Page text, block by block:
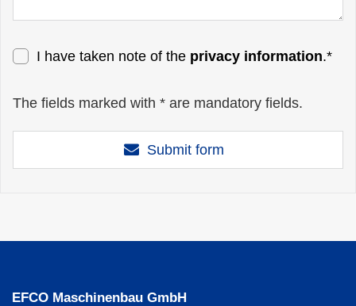
I have taken note of the privacy information.*
The fields marked with * are mandatory fields.
Submit form
EFCO Maschinenbau GmbH